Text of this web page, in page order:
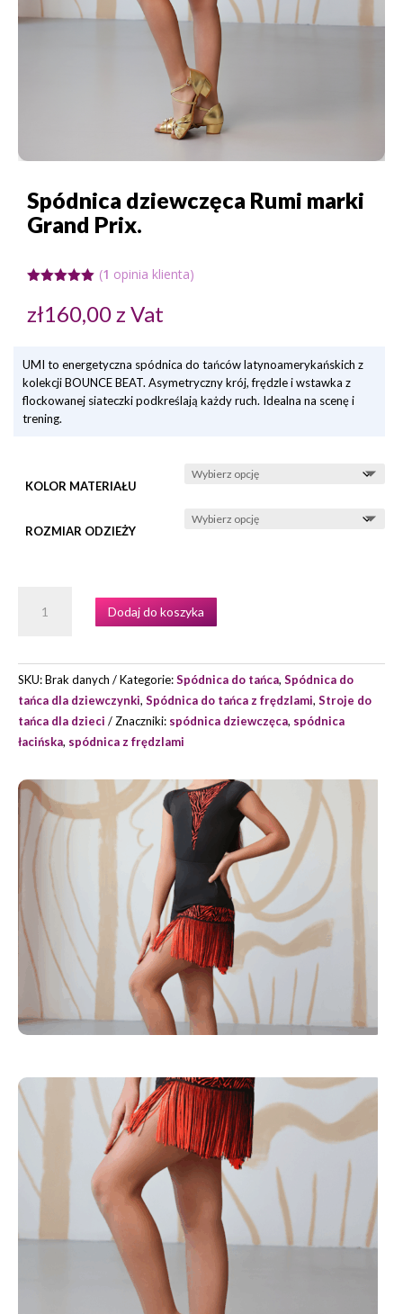
Spódnica dziewczęca Rumi marki
Grand Prix.
5.00na 5
na
(1 opinia klienta)
zł160,00z Vat
UMI to energetyczna spódnica do tańców latynoamerykańskich z
kolekcji BOUNCE BEAT. Asymetryczny krój, frędzle i wstawka z
flockowanej siateczki podkreślają każdy ruch. Idealna na scenę i
trening.
KOLOR MATERIAŁU
ROZMIAR ODZIEŻY
SPÓDNICA
MARKI
GRAND
PRIX.
Dodaj do koszyka
SKU:Brak danych Kategorie:Spódnica do tańca, Spódnica do
tańca dla dziewczynki, Spódnica do tańca z frędzlami, Stroje do
tańca dla dzieci
Znaczniki: spódnica dziewczęca, spódnica
łacińska, spódnica z frędzlami